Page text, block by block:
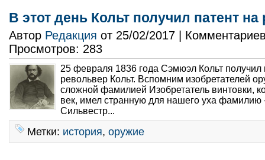
В этот день Кольт получил патент
Автор Редакция от 25/02/2017 |
Просмотров: 283
25 февраля 1836 года Сэмюэл Кольт
револьвер Кольт. Вспомним изобретателей
сложной фамилией Изобретатель винтовки,
век, имел странную для нашего уха фамилию
Сильвестр...
Метки: история, оружие